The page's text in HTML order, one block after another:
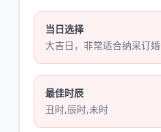
当日选择
大吉日，非常适合纳采订婚
最佳时辰
丑时,辰时,未时